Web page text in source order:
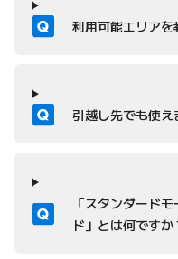
質問 利用可能エリアを
質問 引越し先でも使え
質問
「スタンダード
ド」とは何ですか